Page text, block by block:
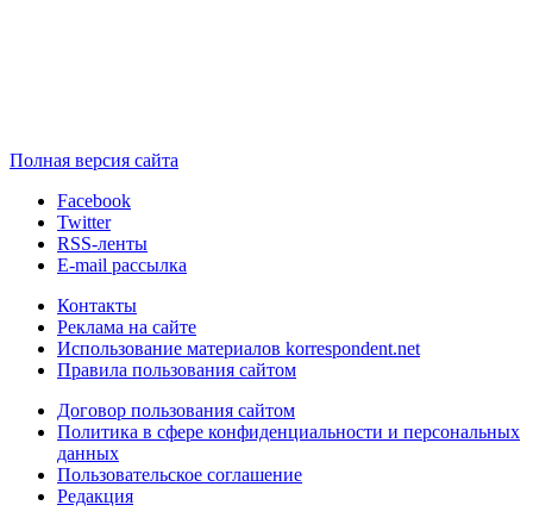
Полная версия сайта
Facebook
Twitter
RSS-ленты
E-mail рассылка
Контакты
Реклама на сайте
Использование материалов korrespondent.net
Правила пользования сайтом
Договор пользования сайтом
Политика в сфере конфиденциальности и персональных
данных
Пользовательское соглашение
Редакция